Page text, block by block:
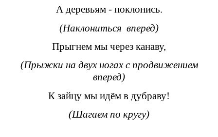
А деревьям - поклонись.
(Наклониться вперед)
Прыгнем мы через канаву,
(Прыжки на двух ногах с продвижением
вперед)
К зайцу мы идём в дубраву!
(Шагаем по кругу)